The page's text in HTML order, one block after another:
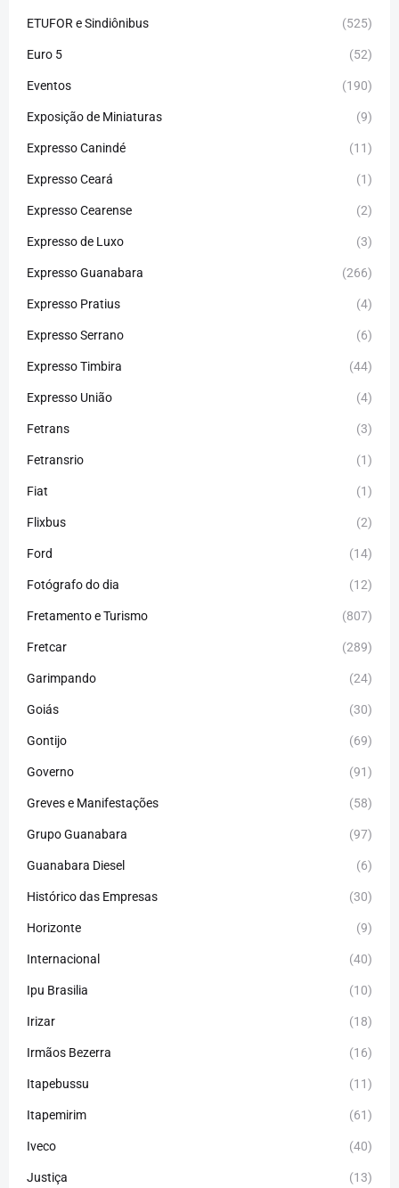
ETUFOR e Sindiônibus (525)
Euro 5 (52)
Eventos (190)
Exposição de Miniaturas (9)
Expresso Canindé (11)
Expresso Ceará (1)
Expresso Cearense (2)
Expresso de Luxo (3)
Expresso Guanabara (266)
Expresso Pratius (4)
Expresso Serrano (6)
Expresso Timbira (44)
Expresso União (4)
Fetrans (3)
Fetransrio (1)
Fiat (1)
Flixbus (2)
Ford (14)
Fotógrafo do dia (12)
Fretamento e Turismo (807)
Fretcar (289)
Garimpando (24)
Goiás (30)
Gontijo (69)
Governo (91)
Greves e Manifestações (58)
Grupo Guanabara (97)
Guanabara Diesel (6)
Histórico das Empresas (30)
Horizonte (9)
Internacional (40)
Ipu Brasilia (10)
Irizar (18)
Irmãos Bezerra (16)
Itapebussu (11)
Itapemirim (61)
Iveco (40)
Justiça (13)